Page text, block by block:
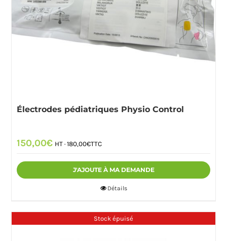
Électrodes pédiatriques Physio Control
150,00€ HT ·180,00€TTC
J'AJOUTE À MA DEMANDE
Détails
Stock épuisé